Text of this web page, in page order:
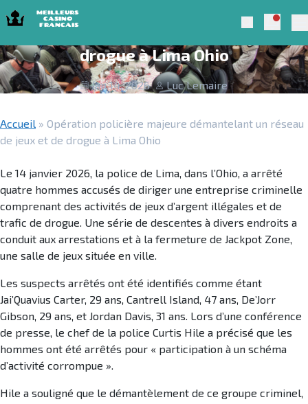
Skip to navigation
Skip to content
Meilleurs Casino Francais 2025
Search
Opération policière majeure
démantelant un réseau de jeux et de
drogue à Lima Ohio
Jan 14, 2026 Luc Lemaire
Accueil » Opération policière majeure démantelant un réseau
de jeux et de drogue à Lima Ohio
Le 14 janvier 2026, la police de Lima, dans l’Ohio, a arrêté
quatre hommes accusés de diriger une entreprise criminelle
comprenant des activités de jeux d’argent illégales et de
trafic de drogue. Une série de descentes à divers endroits a
conduit aux arrestations et à la fermeture de Jackpot Zone,
une salle de jeux située en ville.
Les suspects arrêtés ont été identifiés comme étant
Jai’Quavius Carter, 29 ans, Cantrell Island, 47 ans, De’Jorr
Gibson, 29 ans, et Jordan Davis, 31 ans. Lors d’une conférence
de presse, le chef de la police Curtis Hile a précisé que les
hommes ont été arrêtés pour « participation à un schéma
d’activité corrompue ».
Hile a souligné que le démantèlement de ce groupe criminel,